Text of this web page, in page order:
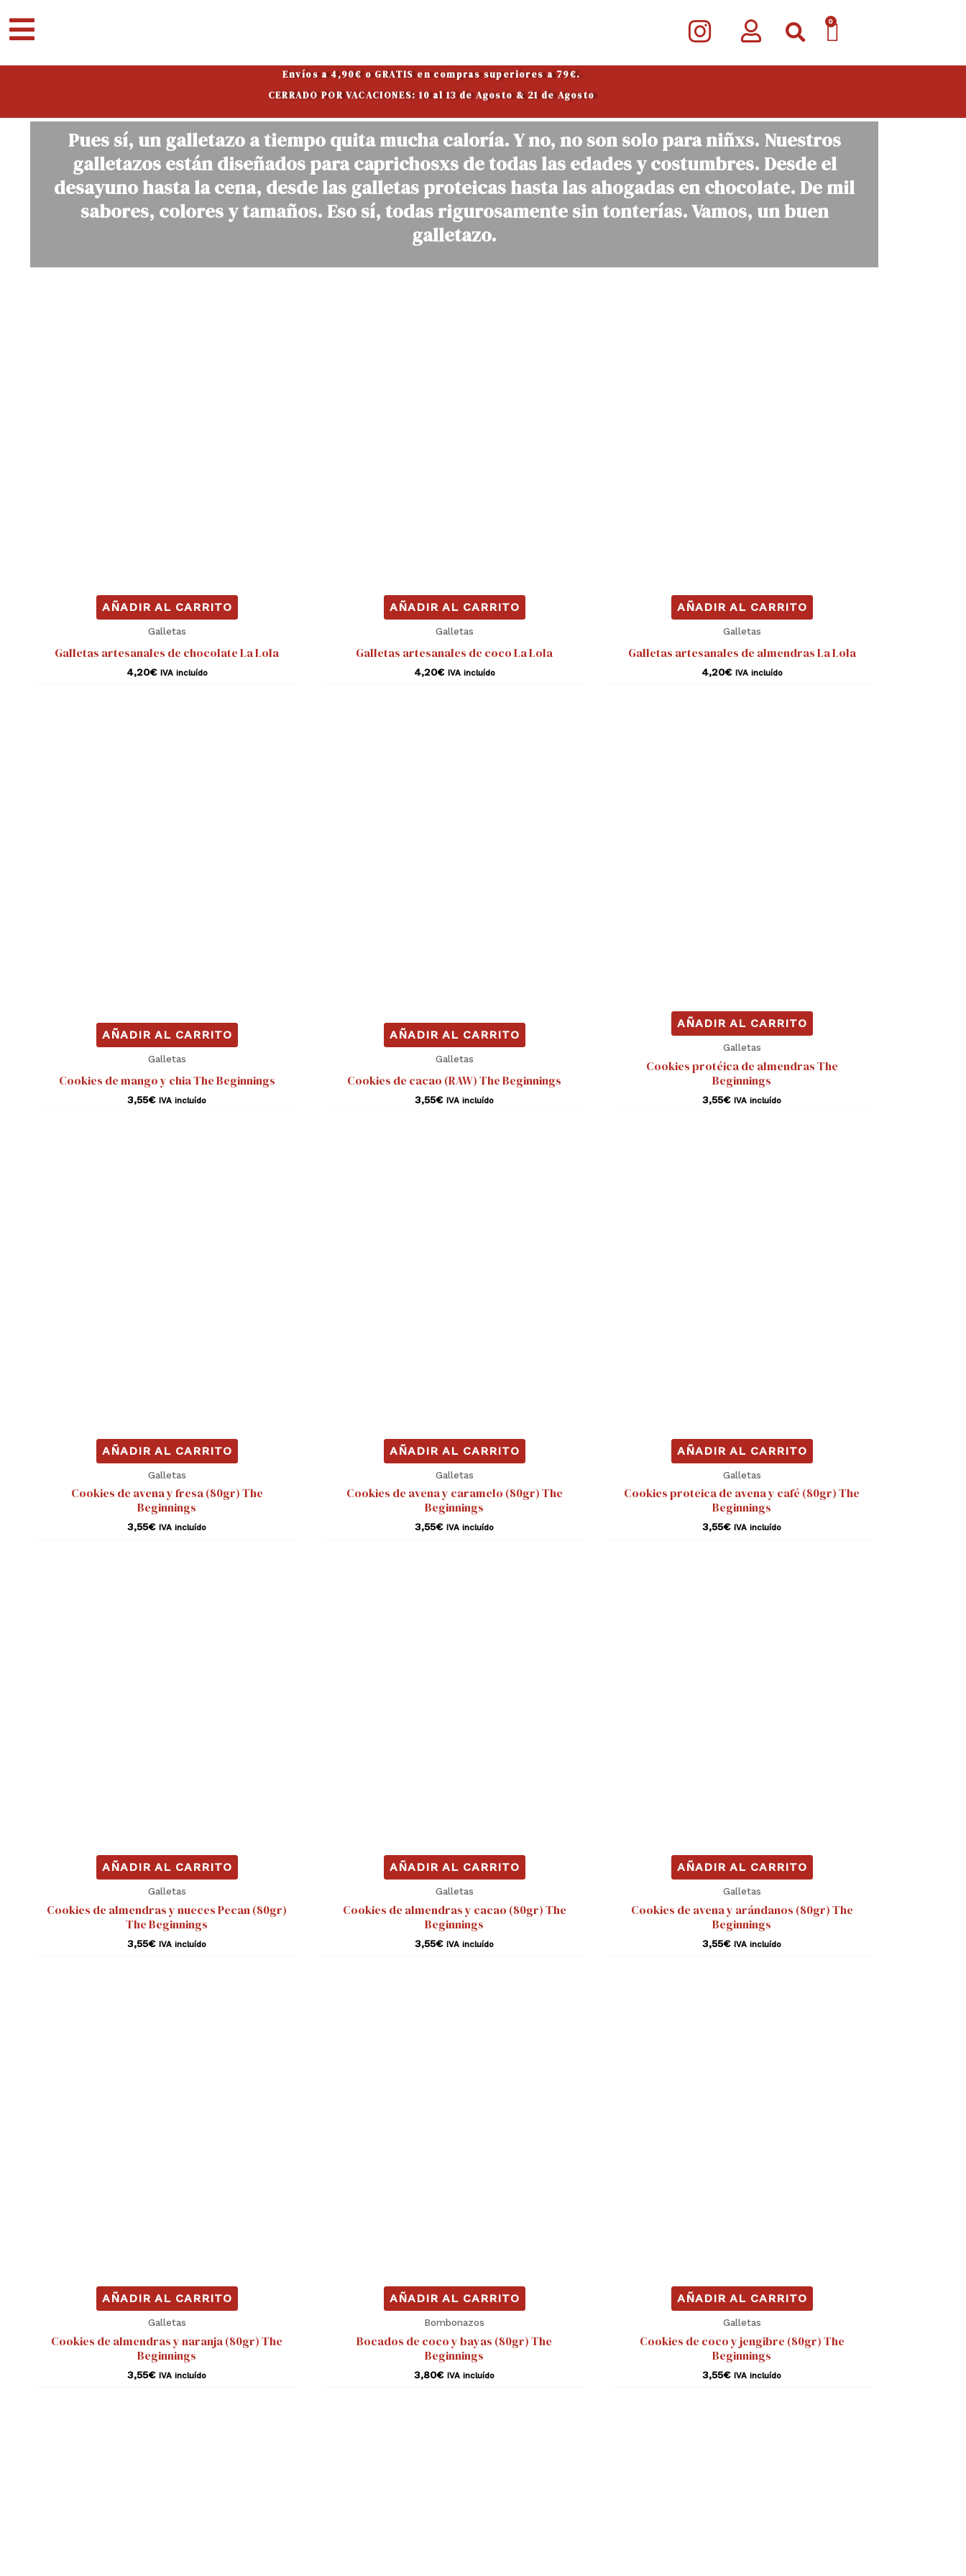
I
n
a
g
r
a
0
CARRITO
Envíos a 4,90€ o GRATIS en compras superiores a 79€.
CERRADO POR VACACIONES: 10 al 13 de Agosto & 21 de Agosto
Pues sí, un galletazo a tiempo quita mucha caloría. Y no, no son solo para niñxs. Nuestros
galletazos están diseñados para caprichosxs de todas las edades y costumbres. Desde el
desayuno hasta la cena, desde las galletas proteicas hasta las ahogadas en chocolate. De mil
sabores, colores y tamaños. Eso sí, todas rigurosamente sin tonterías. Vamos, un buen
galletazo.
AÑADIR AL CARRITO
Galletas
Galletas artesanales de chocolate La Lola
4,20€ IVA incluído
AÑADIR AL CARRITO
Galletas
Galletas artesanales de coco La Lola
4,20€ IVA incluído
AÑADIR AL CARRITO
Galletas
Galletas artesanales de almendras La Lola
4,20€ IVA incluído
AÑADIR AL CARRITO
Galletas
Cookies de mango y chia The Beginnings
3,55€ IVA incluído
AÑADIR AL CARRITO
Galletas
Cookies de cacao (RAW) The Beginnings
3,55€ IVA incluído
AÑADIR AL CARRITO
Galletas
Cookies protéica de almendras The
Beginnings
3,55€ IVA incluído
AÑADIR AL CARRITO
Galletas
Cookies de avena y fresa (80gr) The
Beginnings
3,55€ IVA incluído
AÑADIR AL CARRITO
Galletas
Cookies de avena y caramelo (80gr) The
Beginnings
3,55€ IVA incluído
AÑADIR AL CARRITO
Galletas
Cookies proteica de avena y café (80gr) The
Beginnings
3,55€ IVA incluído
AÑADIR AL CARRITO
Galletas
Cookies de almendras y nueces Pecan (80gr)
The Beginnings
3,55€ IVA incluído
AÑADIR AL CARRITO
Galletas
Cookies de almendras y cacao (80gr) The
Beginnings
3,55€ IVA incluído
AÑADIR AL CARRITO
Galletas
Cookies de avena y arándanos (80gr) The
Beginnings
3,55€ IVA incluído
AÑADIR AL CARRITO
Galletas
Cookies de almendras y naranja (80gr) The
Beginnings
3,55€ IVA incluído
AÑADIR AL CARRITO
Bombonazos
Bocados de coco y bayas (80gr) The
Beginnings
3,80€ IVA incluído
AÑADIR AL CARRITO
Galletas
Cookies de coco y jengibre (80gr) The
Beginnings
3,55€ IVA incluído